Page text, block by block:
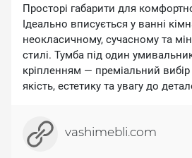
Просторі габарити для
Ідеально вписується у ванні
неокласичному, сучасному та
стилі. Тумба під один
кріпленням — преміальний вибір
якість, естетику та увагу до
vashimebli.com